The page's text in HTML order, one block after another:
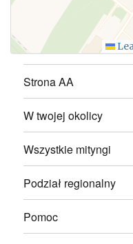
Strona AA
W twojej okolicy
Wszystkie mityngi
Podział regionalny
Pomoc